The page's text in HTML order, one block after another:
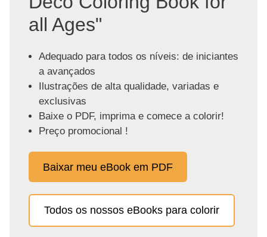
all Ages"
Adequado para todos os níveis: de iniciantes
a avançados
Ilustrações de alta qualidade, variadas e
exclusivas
Baixe o PDF, imprima e comece a colorir!
Preço promocional !
Baixar meu eBook em PDF
Todos os nossos eBooks para colorir